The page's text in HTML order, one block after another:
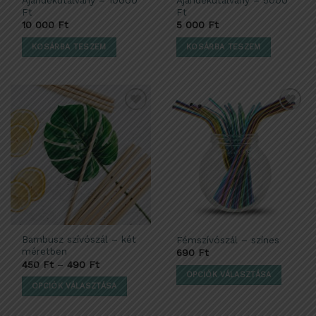
Ft
10 000 Ft
KOSÁRBA TESZEM
Ft
5 000 Ft
KOSÁRBA TESZEM
Kedvencekhez
adom
Bambusz szívószál – két
méretben
450 Ft –490 Ft
OPCIÓK VÁLASZTÁSA
Kedvencekhez
adom
Fémszívószál – színes
690 Ft
OPCIÓK VÁLASZTÁSA